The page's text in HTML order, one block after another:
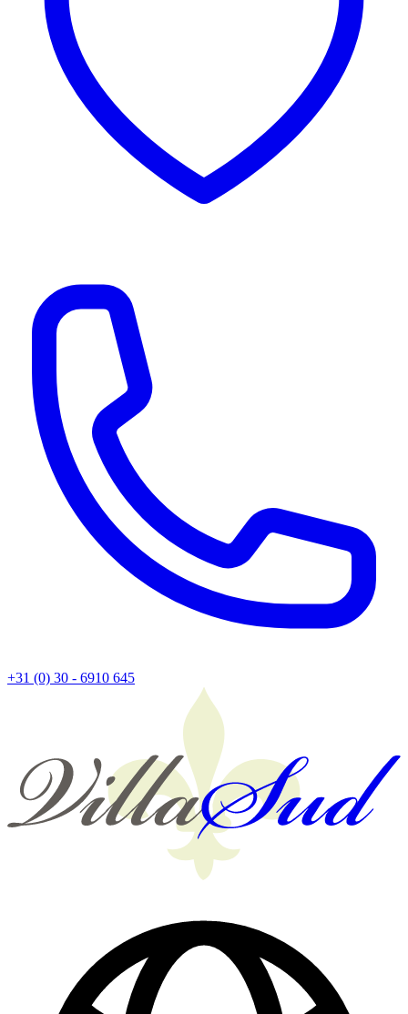
+31 (0) 30 - 6910 645